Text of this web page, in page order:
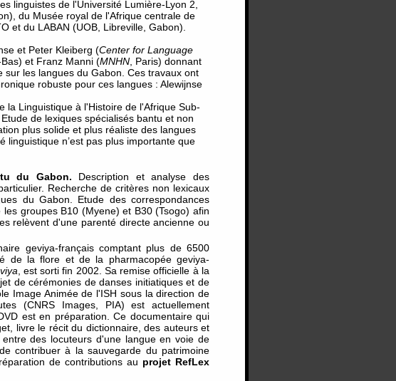
linguistes de l'Université Lumière-Lyon 2,
du Musée royal de l'Afrique centrale de
et du LABAN (UOB, Libreville, Gabon).
et Peter Kleiberg (Center for Language
Bas) et Franz Manni (MNHN , Paris) donnant
les langues du Gabon. Ces travaux ont
robuste pour ces langues : Alewijnse
la Linguistique à l'Histoire de l'Afrique Sub-
de lexiques spécialisés bantu et non
plus solide et plus réaliste des langues
linguistique n’est pas plus importante que
du Gabon. Description et analyse des
Recherche de critères non lexicaux
du Gabon. Etude des correspondances
groupes B10 (Myene) et B30 (Tsogo) afin
relèvent d'une parenté directe ancienne ou
geviya-français comptant plus de 6500
de la flore et de la pharmacopée geviya-
, est sorti fin 2002. Sa remise officielle à la
de cérémonies de danses initiatiques et de
Image Animée de l'ISH sous la direction de
(CNRS Images, PIA) est actuellement
est en préparation. Ce documentaire qui
livre le récit du dictionnaire, des auteurs et
des locuteurs d'une langue en voie de
contribuer à la sauvegarde du patrimoine
de contributions au projet RefLex